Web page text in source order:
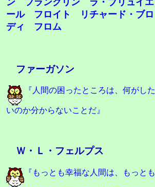
ール
フロイト
リチャード・ブロ
ディ
フロム
ファーガソン
『人間の困ったところは、何がした
いのか分からないことだ』
Ｗ・Ｌ・フェルプス
『もっとも幸福な人間は、もっとも